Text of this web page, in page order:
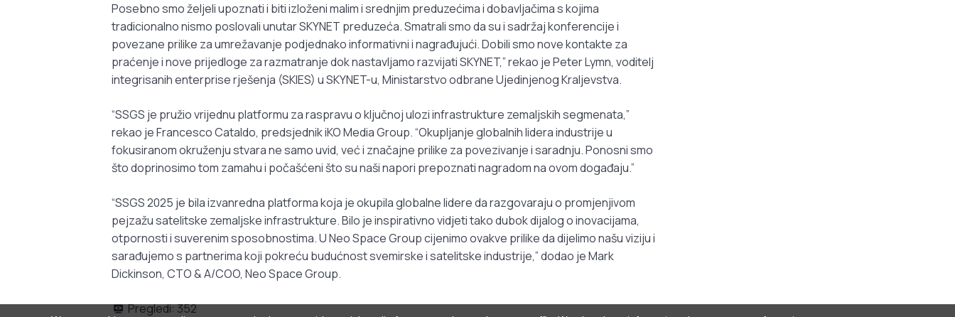
Posebno smo željeli upoznati i biti izloženi malim i srednjim preduzećima i dobavljačima s kojima
tradicionalno nismo poslovali unutar SKYNET preduzeća. Smatrali smo da su i sadržaj konferencije i
povezane prilike za umrežavanje podjednako informativni i nagrađujući. Dobili smo nove kontakte za
praćenje i nove prijedloge za razmatranje dok nastavljamo razvijati SKYNET,” rekao je Peter Lymn, voditelj
integrisanih enterprise rješenja (SKIES) u SKYNET-u, Ministarstvo odbrane Ujedinjenog Kraljevstva.
“SSGS je pružio vrijednu platformu za raspravu o ključnoj ulozi infrastrukture zemaljskih segmenata,”
rekao je Francesco Cataldo, predsjednik iKO Media Group. “Okupljanje globalnih lidera industrije u
fokusiranom okruženju stvara ne samo uvid, već i značajne prilike za povezivanje i saradnju. Ponosni smo
što doprinosimo tom zamahu i počašćeni što su naši napori prepoznati nagradom na ovom događaju.”
“SSGS 2025 je bila izvanredna platforma koja je okupila globalne lidere da razgovaraju o promjenjivom
pejzažu satelitske zemaljske infrastrukture. Bilo je inspirativno vidjeti tako dubok dijalog o inovacijama,
otpornosti i suverenim sposobnostima. U Neo Space Group cijenimo ovakve prilike da dijelimo našu viziju i
sarađujemo s partnerima koji pokreću budućnost svemirske i satelitske industrije,” dodao je Mark
Dickinson, CTO & A/COO, Neo Space Group.
Pregledi:352